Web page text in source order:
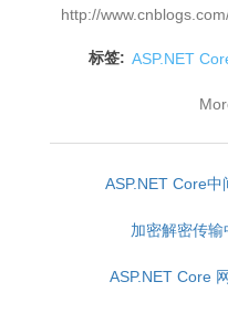
http://
标签: ASP.NET
ASP.NET Core
加密解密传
ASP.NET Core